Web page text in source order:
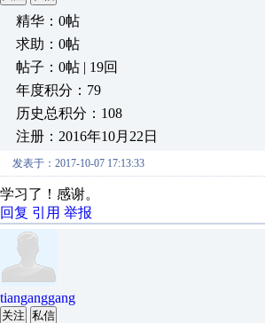
精华：0帖
求助：0帖
帖子：0帖 | 19回
年度积分：79
历史总积分：108
注册：2016年10月22日
发表于：2017-10-07 17:13:33
学习了！感谢。
回复 引用 举报
tianganggang
关注 私信